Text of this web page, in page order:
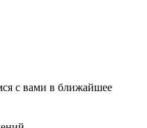
с вами в ближайшее